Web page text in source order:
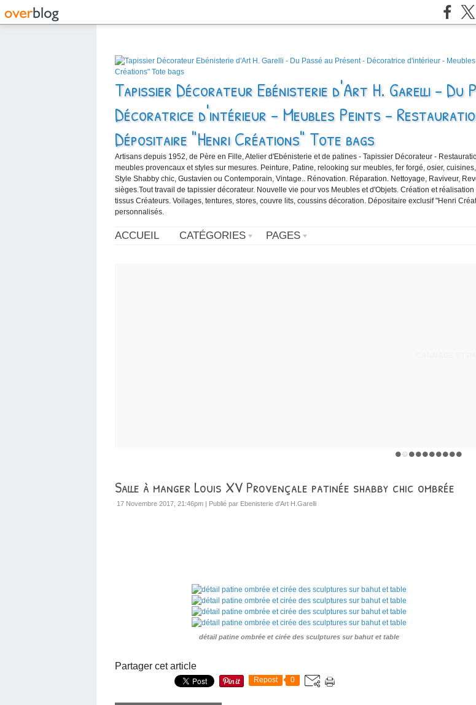
Tapissier Décorateur Ebénisterie d'Art H. Garelli - Du
Décoratrice d'intérieur - Meubles Peints -
Dépositaire "Henri Créations" Tote bags
Artisans depuis 1952, de Père en Fille, Atelier d'Ebénisterie et de patines - Tapissier Décorateur -
meubles provencaux et styles sur mesures. Peinture, Patine, relooking sur meubles, fer forgé, osier,
Style Shabby chic, Gustavien ou Contemporain, Vintage.. Rénovation. Réparation. Nettoyage, Raviveur,
sièges.Tout travail de tapissier décorateur. Nouvelle vie pour vos Meubles et d'Objets. Création et
tissus Créateurs. Voilages, tentures, stores, couvre lits, coussins décoration. Dépositaire exclusif "Henri
personnalisés.
ACCUEIL CATÉGORIES PAGES
CANNAGE ET
Salle à manger Louis XV Provençale patinée shabby chic ombrée
17 Novembre 2017, 21:46pm | Publié par Ebenisterie d'Art H.Garelli
détail patine ombrée et cirée des sculptures sur bahut et table
Partager cet article
Repost 0